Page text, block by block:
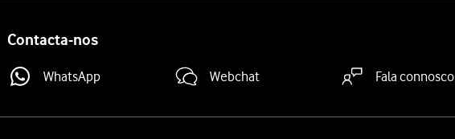
Contacta-nos
WhatsApp Webchat Fala connosco